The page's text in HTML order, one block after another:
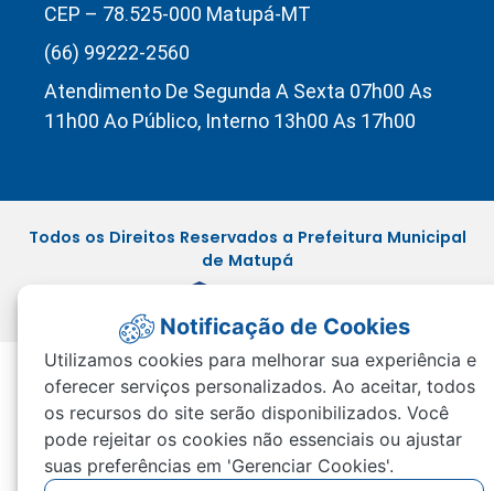
CEP – 78.525-000 Matupá-MT
(66) 99222-2560
Atendimento De Segunda A Sexta 07h00 As
11h00 Ao Público, Interno 13h00 As 17h00
Todos os Direitos Reservados a Prefeitura Municipal
de Matupá
Notificação de Cookies
Utilizamos cookies para melhorar sua experiência e
oferecer serviços personalizados. Ao aceitar, todos
os recursos do site serão disponibilizados. Você
pode rejeitar os cookies não essenciais ou ajustar
suas preferências em 'Gerenciar Cookies'.